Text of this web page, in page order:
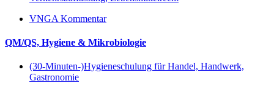
VNGA Kommentar
QM/QS, Hygiene & Mikrobiologie
(30-Minuten-)Hygieneschulung für Handel, Handwerk,
Gastronomie